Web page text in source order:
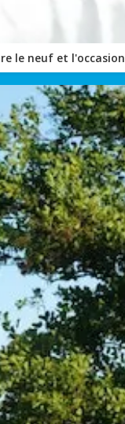
le neuf et l'occasion